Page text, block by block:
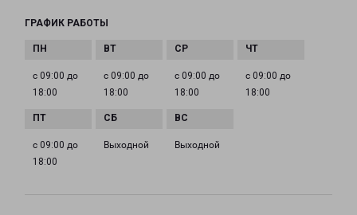
ГРАФИК РАБОТЫ
с 09:00 до
18:00
с 09:00 до
18:00
с 09:00 до
18:00
с 09:00 до
18:00
с 09:00 до
18:00
Выходной Выходной